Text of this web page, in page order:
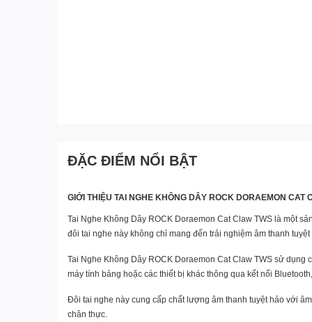
ĐẶC ĐIỂM NỔI BẬT
GIỚI THIỆU TAI NGHE KHÔNG DÂY ROCK DORAEMON CAT
Tai Nghe Không Dây ROCK Doraemon Cat Claw TWS là một
đôi tai nghe này không chỉ mang đến trải nghiệm âm thanh
Tai Nghe Không Dây ROCK Doraemon Cat Claw TWS sử
máy tính bảng hoặc các thiết bị khác thông qua kết nối
Đôi tai nghe này cung cấp chất lượng âm thanh tuyệt hảo với
chân thực.